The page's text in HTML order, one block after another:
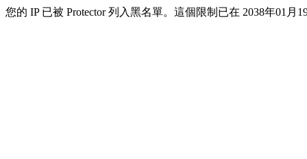
您的 IP 已被 Protector 列入黑名單。這個限制已在 2038年01月